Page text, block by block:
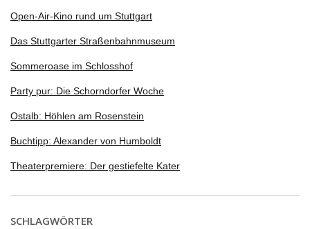
Open-Air-Kino rund um Stuttgart
Das Stuttgarter Straßenbahnmuseum
Sommeroase im Schlosshof
Party pur: Die Schorndorfer Woche
Ostalb: Höhlen am Rosenstein
Buchtipp: Alexander von Humboldt
Theaterpremiere: Der gestiefelte Kater
SCHLAGWÖRTER